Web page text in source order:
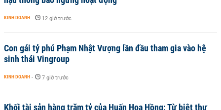
KINH DOANH - 12 giờ trước
Con gái tỷ phú Phạm Nhật Vượng lần đầu tham gia vào hệ
sinh thái Vingroup
KINH DOANH - 7 giờ trước
Khối tài sản hàng trăm tỷ của Huấn Hoa Hồng: Từ biệt thự